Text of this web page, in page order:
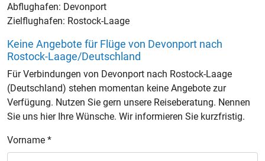
Abflughafen: Devonport
Zielflughafen: Rostock-Laage
Keine Angebote für Flüge von Devonport nach
Rostock-Laage/Deutschland
Für Verbindungen von Devonport nach Rostock-Laage
(Deutschland) stehen momentan keine Angebote zur
Verfügung. Nutzen Sie gern unsere Reiseberatung. Nennen
Sie uns hier Ihre Wünsche. Wir informieren Sie kurzfristig.
Vorname *